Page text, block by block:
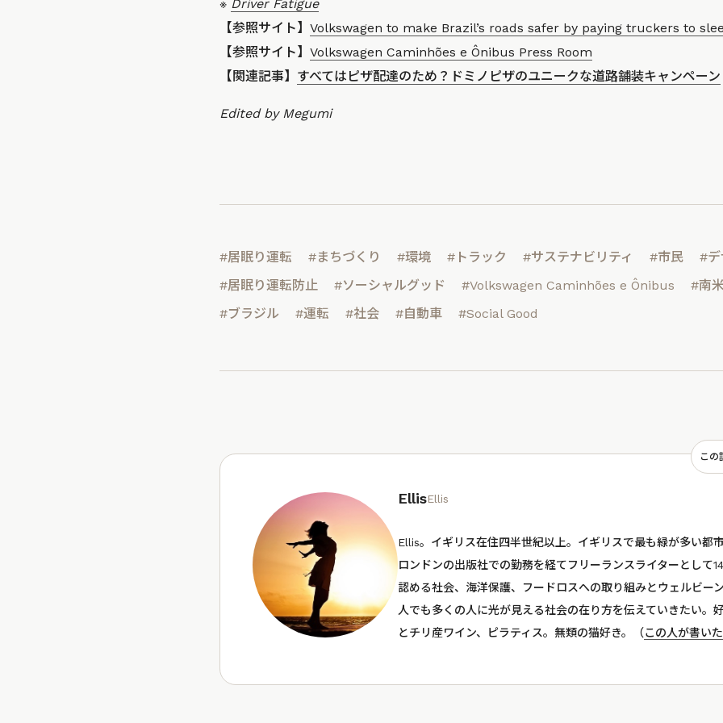
※ Driver Fatigue
【参照サイト】 Volkswagen to make Brazil’s roads safer by paying truckers to
【参照サイト】 Volkswagen Caminhões e Ônibus Press Room
【関連記事】 すべてはピザ配達のため？ドミノピザのユニークな道路舗装キャンペーン
Edited by Megumi
#居眠り運転 #まちづくり #環境 #トラック #サステナビリティ #市民
#デ
#居眠り運転防止
#ソーシャルグッド #Volkswagen Caminhões e Ônibus
#南
#ブラジル
#運転 #社会 #自動車 #Social Good
この
EllisEllis
Ellis。イギリス在住四半世紀以上。イギリスで最も緑が多い都
ロンドンの出版社での勤務を経てフリーランスライターとして
認める社会、海洋保護、フードロスへの取り組みとウェルビー
人でも多くの人に光が見える社会の在り方を伝えていきたい。
とチリ産ワイン、ピラティス。無類の猫好き。（この人が書い